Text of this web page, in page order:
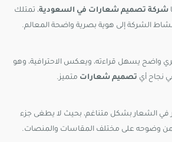
شركة تصميم شعارات في السعودية، تمتلك
الشركة إلى هوية بصرية واضحة المعالم.
واضح يسهل قراءته، ويعكس الاحترافية، وهو
نجاح أي تصميم شعارات متميز.
في الشعار بشكل متناغم، بحيث لا يطغى جزء
وضوحه على مختلف المقاسات والمنصات.